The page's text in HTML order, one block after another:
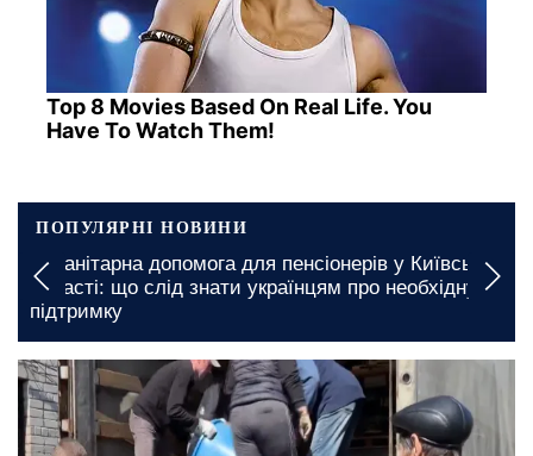
Top 8 Movies Based On Real Life. You
Have To Watch Them!
ПОПУЛЯРНІ НОВИНИ
Гуманітарна допомога для пенсіонерів у Київській
області: що слід знати українцям про необхідну
підтримку
сьогодні, 23:00